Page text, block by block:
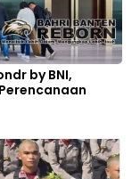
by BNI,